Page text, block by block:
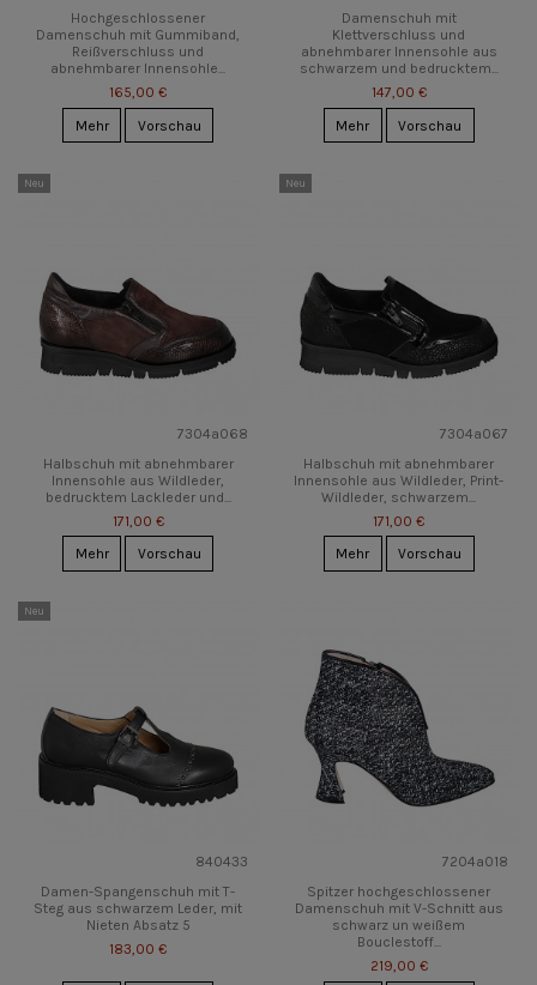
Hochgeschlossener
Damenschuh mit Gummiband,
Reißverschluss und
abnehmbarer Innensohle...
165,00 €
Mehr
Vorschau
Damenschuh mit
Klettverschluss und
abnehmbarer Innensohle aus
schwarzem und bedrucktem...
147,00 €
Mehr
Vorschau
Neu
7304a068
Halbschuh mit abnehmbarer
Innensohle aus Wildleder,
bedrucktem Lackleder und...
171,00 €
Mehr
Vorschau
Neu
7304a067
Halbschuh mit abnehmbarer
Innensohle aus Wildleder, Print-
Wildleder, schwarzem...
171,00 €
Mehr
Vorschau
Neu
840433
Damen-Spangenschuh mit T-
Steg aus schwarzem Leder, mit
Nieten Absatz 5
183,00 €
7204a018
Spitzer hochgeschlossener
Damenschuh mit V-Schnitt aus
schwarz un weißem
Bouclestoff...
219,00 €